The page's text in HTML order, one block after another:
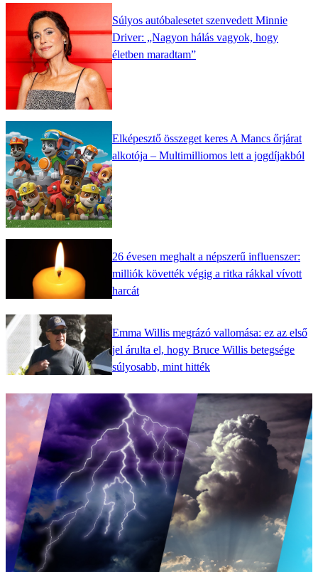
Súlyos autóbalesetet szenvedett Minnie
Driver: „Nagyon hálás vagyok, hogy
életben maradtam”
Elképesztő összeget keres A Mancs őrjárat
alkotója – Multimilliomos lett a jogdíjakból
26 évesen meghalt a népszerű influenszer:
milliók követték végig a ritka rákkal vívott
harcát
Emma Willis megrázó vallomása: ez az első
jel árulta el, hogy Bruce Willis betegsége
súlyosabb, mint hitték